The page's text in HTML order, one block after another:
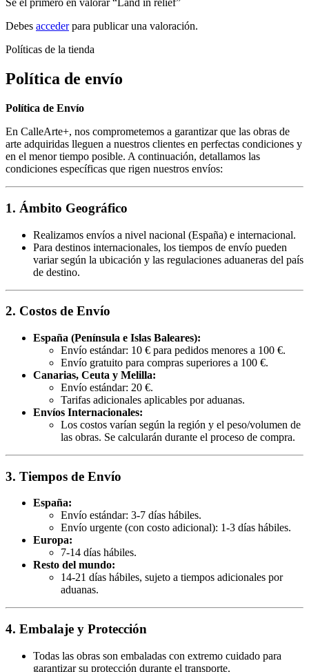
Sé el primero en valorar “Land in relief”
Debes accederpara publicar una valoración.
Políticas de la tienda
Política de envío
Política de Envío
En CalleArte+, nos comprometemos a garantizar que las obras de
arte adquiridas lleguen a nuestros clientes en perfectas condiciones y
en el menor tiempo posible. A continuación, detallamos las
condiciones específicas que rigen nuestros envíos:
1. Ámbito Geográfico
Realizamos envíos a nivel nacional (España) e internacional.
Para destinos internacionales, los tiempos de envío pueden
variar según la ubicación y las regulaciones aduaneras del país
de destino.
2. Costos de Envío
España (Península e Islas Baleares):
Envío estándar: 10 € para pedidos menores a 100 €.
Envío gratuito para compras superiores a 100 €.
Canarias, Ceuta y Melilla:
Envío estándar: 20 €.
Tarifas adicionales aplicables por aduanas.
Envíos Internacionales:
Los costos varían según la región y el peso/volumen de
las obras. Se calcularán durante el proceso de compra.
3. Tiempos de Envío
España:
Envío estándar: 3-7 días hábiles.
Envío urgente (con costo adicional): 1-3 días hábiles.
Europa:
7-14 días hábiles.
Resto del mundo:
14-21 días hábiles, sujeto a tiempos adicionales por
aduanas.
4. Embalaje y Protección
Todas las obras son embaladas con extremo cuidado para
garantizar su protección durante el transporte.